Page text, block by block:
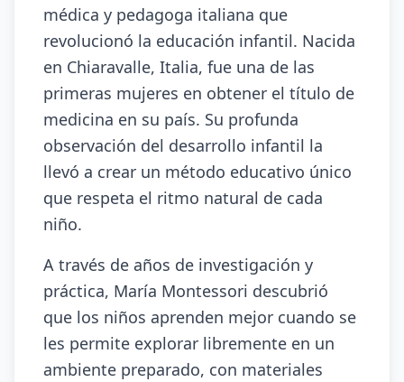
médica y pedagoga italiana que
revolucionó la educación infantil. Nacida
en Chiaravalle, Italia, fue una de las
primeras mujeres en obtener el título de
medicina en su país. Su profunda
observación del desarrollo infantil la
llevó a crear un método educativo único
que respeta el ritmo natural de cada
niño.
A través de años de investigación y
práctica, María Montessori descubrió
que los niños aprenden mejor cuando se
les permite explorar libremente en un
ambiente preparado, con materiales